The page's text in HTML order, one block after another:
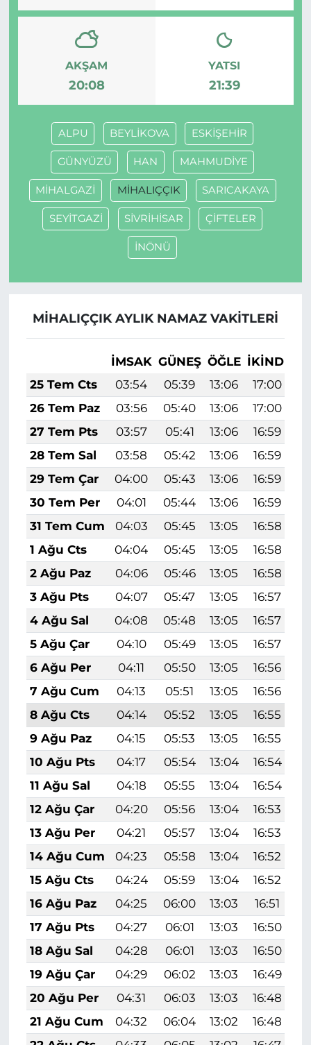
AKŞAM
20:08
YATSI
21:39
ALPU BEYLİKOVA ESKİŞEHİR
GÜNYÜZÜ HAN MAHMUDİYE
MİHALGAZİ MİHALIÇÇIK SARICAKAYA
SEYİTGAZİ SİVRİHİSAR ÇİFTELER
İNÖNÜ
MİHALIÇÇIK AYLIK NAMAZ VAKITLERI
İMSAK GÜNEŞ ÖĞLE İKINDI
25 Tem Cts
03:54 05:39 13:06 17:00
26 Tem Paz
03:56 05:40 13:06 17:00
27 Tem Pts
03:57 05:41 13:06 16:59
28 Tem Sal
03:58 05:42 13:06 16:59
29 Tem Çar
04:00 05:43 13:06 16:59
30 Tem Per
04:01 05:44 13:06 16:59
31 Tem Cum
04:03 05:45 13:05 16:58
1 Ağu Cts
04:04 05:45 13:05 16:58
2 Ağu Paz
04:06 05:46 13:05 16:58
3 Ağu Pts
04:07 05:47 13:05 16:57
4 Ağu Sal
04:08 05:48 13:05 16:57
5 Ağu Çar
04:10 05:49 13:05 16:57
6 Ağu Per
04:11 05:50 13:05 16:56
7 Ağu Cum
04:13 05:51 13:05 16:56
8 Ağu Cts
04:14 05:52 13:05 16:55
9 Ağu Paz
04:15 05:53 13:05 16:55
10 Ağu Pts
04:17 05:54 13:04 16:54
11 Ağu Sal
04:18 05:55 13:04 16:54
12 Ağu Çar
04:20 05:56 13:04 16:53
13 Ağu Per
04:21 05:57 13:04 16:53
14 Ağu Cum
04:23 05:58 13:04 16:52
15 Ağu Cts
04:24 05:59 13:04 16:52
16 Ağu Paz
04:25 06:00 13:03 16:51
17 Ağu Pts
04:27 06:01 13:03 16:50
18 Ağu Sal
04:28 06:01 13:03 16:50
19 Ağu Çar
04:29 06:02 13:03 16:49
20 Ağu Per
04:31 06:03 13:03 16:48
21 Ağu Cum
04:32 06:04 13:02 16:48